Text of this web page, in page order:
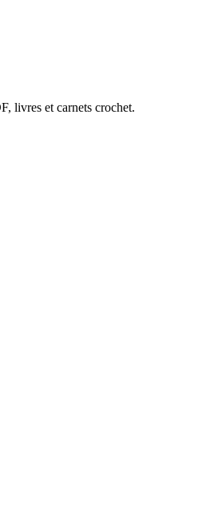
livres et carnets crochet.